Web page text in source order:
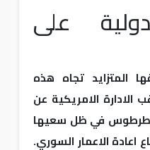
على
تجاه هذه
الادارة الامريكية عن
طرطوس في ظل سعيها
الاعمار السوري.